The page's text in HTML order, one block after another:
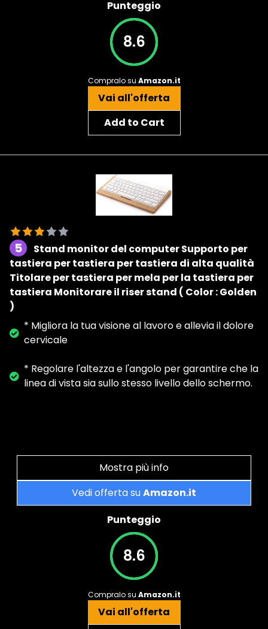
Punteggio
8.6
Compralo su Amazon.it
Vai all'offerta
Add to Cart
5
Stand monitor del computer Supporto per
tastiera per tastiera per tastiera di alta qualità
Titolare per tastiera per mela per la tastiera per
tastiera Monitorare il riser stand ( Color : Golden
)
* Migliora la tua visione al lavoro e allevia il dolore
cervicale
* Regolare l'altezza e l'angolo per garantire che la
linea di vista sia sullo stesso livello dello schermo.
Mostra più info
Vedi offerta suAmazon.it
Punteggio
8.6
Compralo su Amazon.it
Vai all'offerta